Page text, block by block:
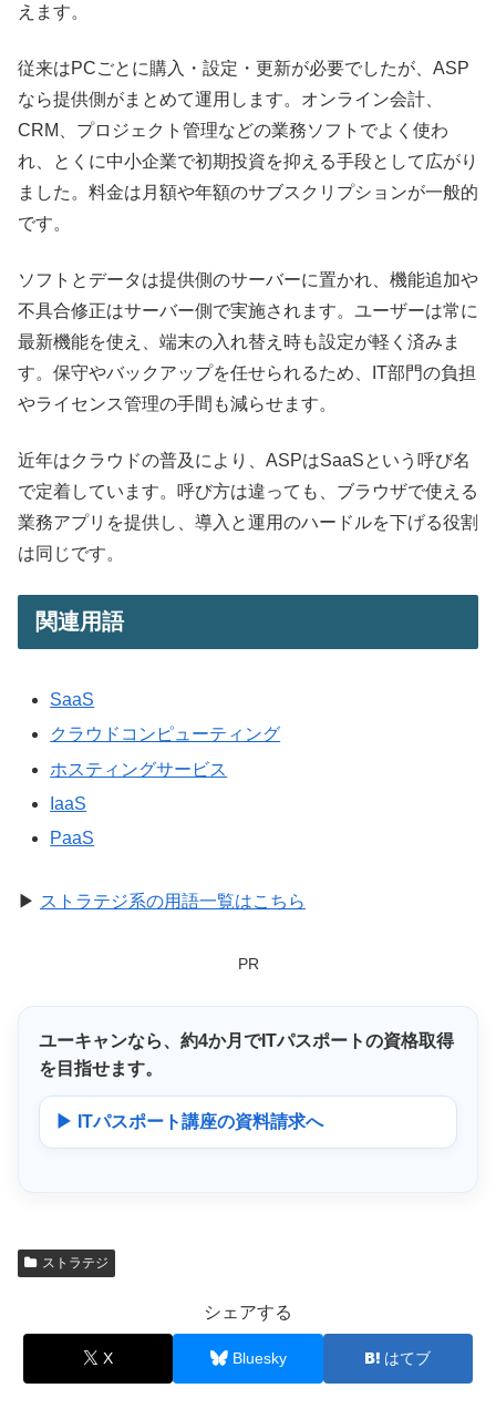
えます。
従来はPCごとに購入・設定・更新が必要でしたが、ASP
なら提供側がまとめて運用します。オンライン会計、
CRM、プロジェクト管理などの業務ソフトでよく使わ
れ、とくに中小企業で初期投資を抑える手段として広がり
ました。料金は月額や年額のサブスクリプションが一般的
です。
ソフトとデータは提供側のサーバーに置かれ、機能追加や
不具合修正はサーバー側で実施されます。ユーザーは常に
最新機能を使え、端末の入れ替え時も設定が軽く済みま
す。保守やバックアップを任せられるため、IT部門の負担
やライセンス管理の手間も減らせます。
近年はクラウドの普及により、ASPはSaaSという呼び名
で定着しています。呼び方は違っても、ブラウザで使える
業務アプリを提供し、導入と運用のハードルを下げる役割
は同じです。
関連用語
SaaS
クラウドコンピューティング
ホスティングサービス
IaaS
PaaS
▶ ストラテジ系の用語一覧はこちら
PR
ユーキャンなら、 約4か月 でITパスポートの資格取得
を目指せます。
▶ ITパスポート講座の資料請求へ
ストラテジ
シェアする
X Bluesky はてブ